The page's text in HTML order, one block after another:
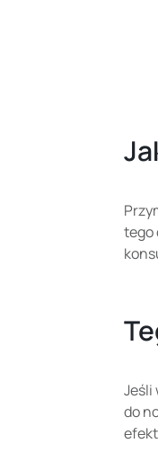
tego
Jeśli
do